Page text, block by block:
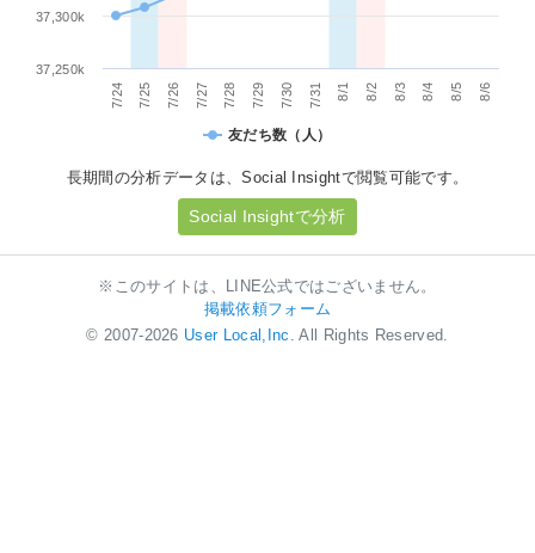
友だち数（人）
7/24 7/25 7/26 7/27 7/28 7/29 7/30 7/31 8/1 8/2 8/3 8/4 8/5 8/6
37,250k
37,300k
長期間の分析データは、Social Insightで閲覧可能です。
Social Insightで分析
※このサイトは、LINE公式ではございません。
掲載依頼フォーム
© 2007-2026 User Local,Inc. All Rights Reserved.